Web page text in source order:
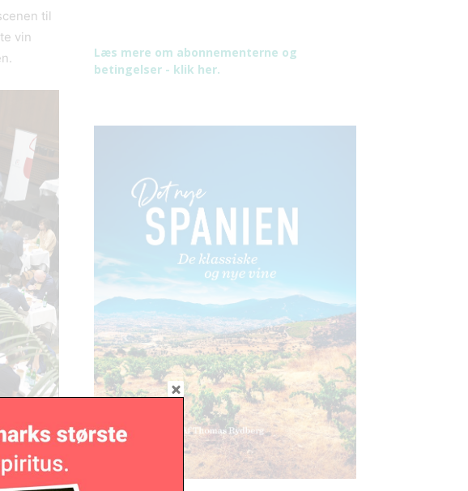
til
vin
Læs mere om abonnementerne og
betingelser - klik her.